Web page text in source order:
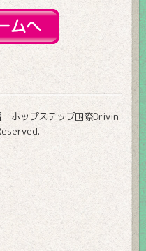
ホップステップ国際Drivin